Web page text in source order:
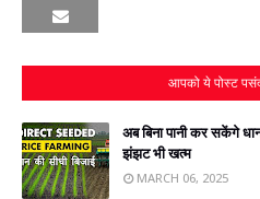
आपको ये पोस्ट
अब बिना पानी कर सकेंगे
झंझट भी खत्‍म
MARCH 06, 2025